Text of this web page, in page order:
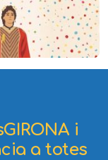
i
a totes